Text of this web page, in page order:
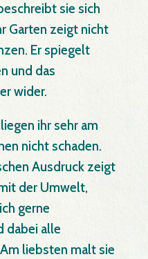
sie sich
Garten zeigt nicht
Er spiegelt
und das
wider.
ihr sehr am
nicht schaden.
Ausdruck zeigt
der Umwelt,
gerne
dabei alle
liebsten malt sie